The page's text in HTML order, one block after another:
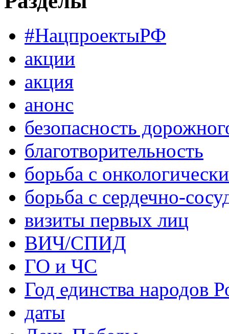
#НацпроектыРФ
акции
акция
анонс
безопасность
благотворительность
борьба с
борьба с сердечно-
визиты первых лиц
ВИЧ/СПИД
ГО и ЧС
Год единства народов
даты